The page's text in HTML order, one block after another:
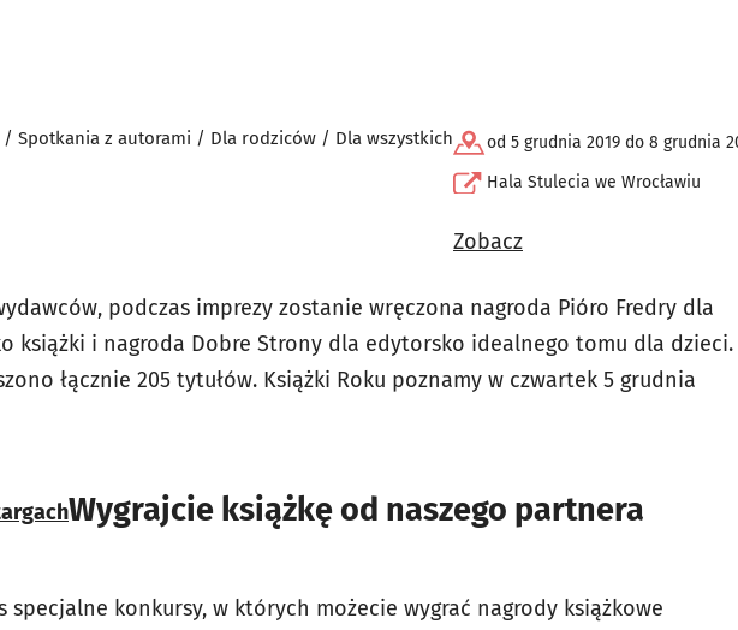
Spotkania z autorami / Dla rodziców / Dla wszystkich
od 5 grudnia 2019 do 8 grudnia
Hala Stulecia we Wrocławiu
Zobacz
podczas imprezy zostanie wręczona nagroda Pióro Fredry dla
książki i nagroda Dobre Strony dla edytorsko idealnego tomu dla dzieci.
łącznie 205 tytułów. Książki Roku poznamy w czwartek 5 grudnia
Wygrajcie książkę od naszego partnera
specjalne konkursy, w których możecie wygrać nagrody książkowe